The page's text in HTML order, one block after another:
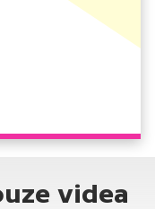
videa